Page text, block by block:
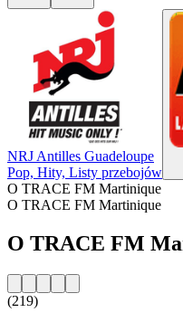
NRJ Antilles Guadeloupe
Pop, Hity, Listy przebojów
O TRACE FM Martinique
O TRACE FM Martinique
O TRACE FM
(219)